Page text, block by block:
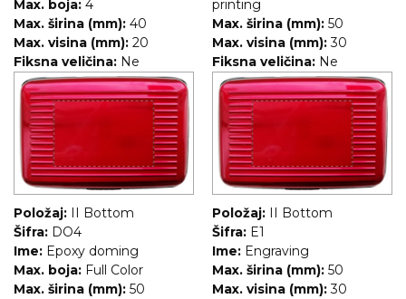
Max. boja: 4
Max. širina (mm): 40
Max. visina (mm): 20
Fiksna veličina: Ne
printing
Max. širina (mm): 50
Max. visina (mm): 30
Fiksna veličina: Ne
Položaj:
II Bottom
Šifra: DO4
Ime: Epoxy doming
Max. boja: Full Color
Max. širina (mm): 50
Položaj:
II Bottom
Šifra: E1
Ime: Engraving
Max. širina (mm): 50
Max. visina (mm): 30